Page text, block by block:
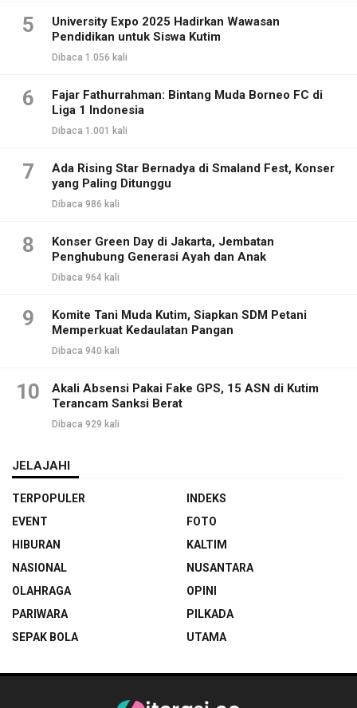
5
University Expo 2025 Hadirkan Wawasan
Pendidikan untuk Siswa Kutim
Dibaca 1.056 kali
6
Fajar Fathurrahman: Bintang Muda Borneo FC di
Liga 1 Indonesia
Dibaca 1.001 kali
7
Ada Rising Star Bernadya di Smaland Fest, Konser
yang Paling Ditunggu
Dibaca 986 kali
8
Konser Green Day di Jakarta, Jembatan
Penghubung Generasi Ayah dan Anak
Dibaca 964 kali
9
Komite Tani Muda Kutim, Siapkan SDM Petani
Memperkuat Kedaulatan Pangan
Dibaca 940 kali
10
Akali Absensi Pakai Fake GPS, 15 ASN di Kutim
Terancam Sanksi Berat
Dibaca 929 kali
JELAJAHI
TERPOPULER
INDEKS
EVENT
FOTO
HIBURAN
KALTIM
NASIONAL
NUSANTARA
OLAHRAGA
OPINI
PARIWARA
PILKADA
SEPAK BOLA
UTAMA